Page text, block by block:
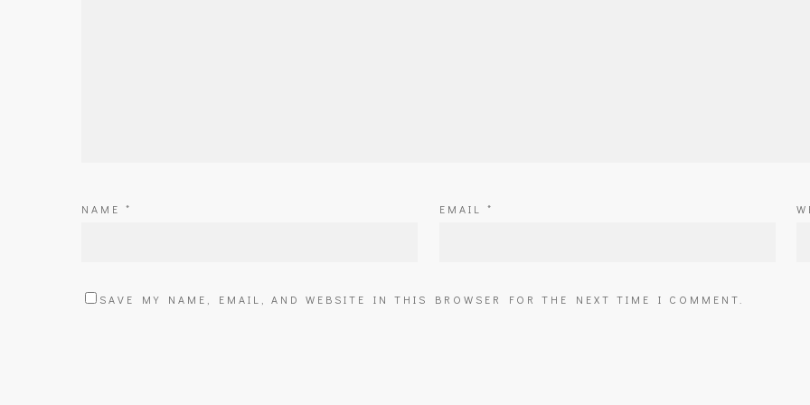
NAME * EMAIL *
SAVE MY NAME, EMAIL, AND WEBSITE IN THIS BROWSER FOR THE NEXT TIME I COMMENT.